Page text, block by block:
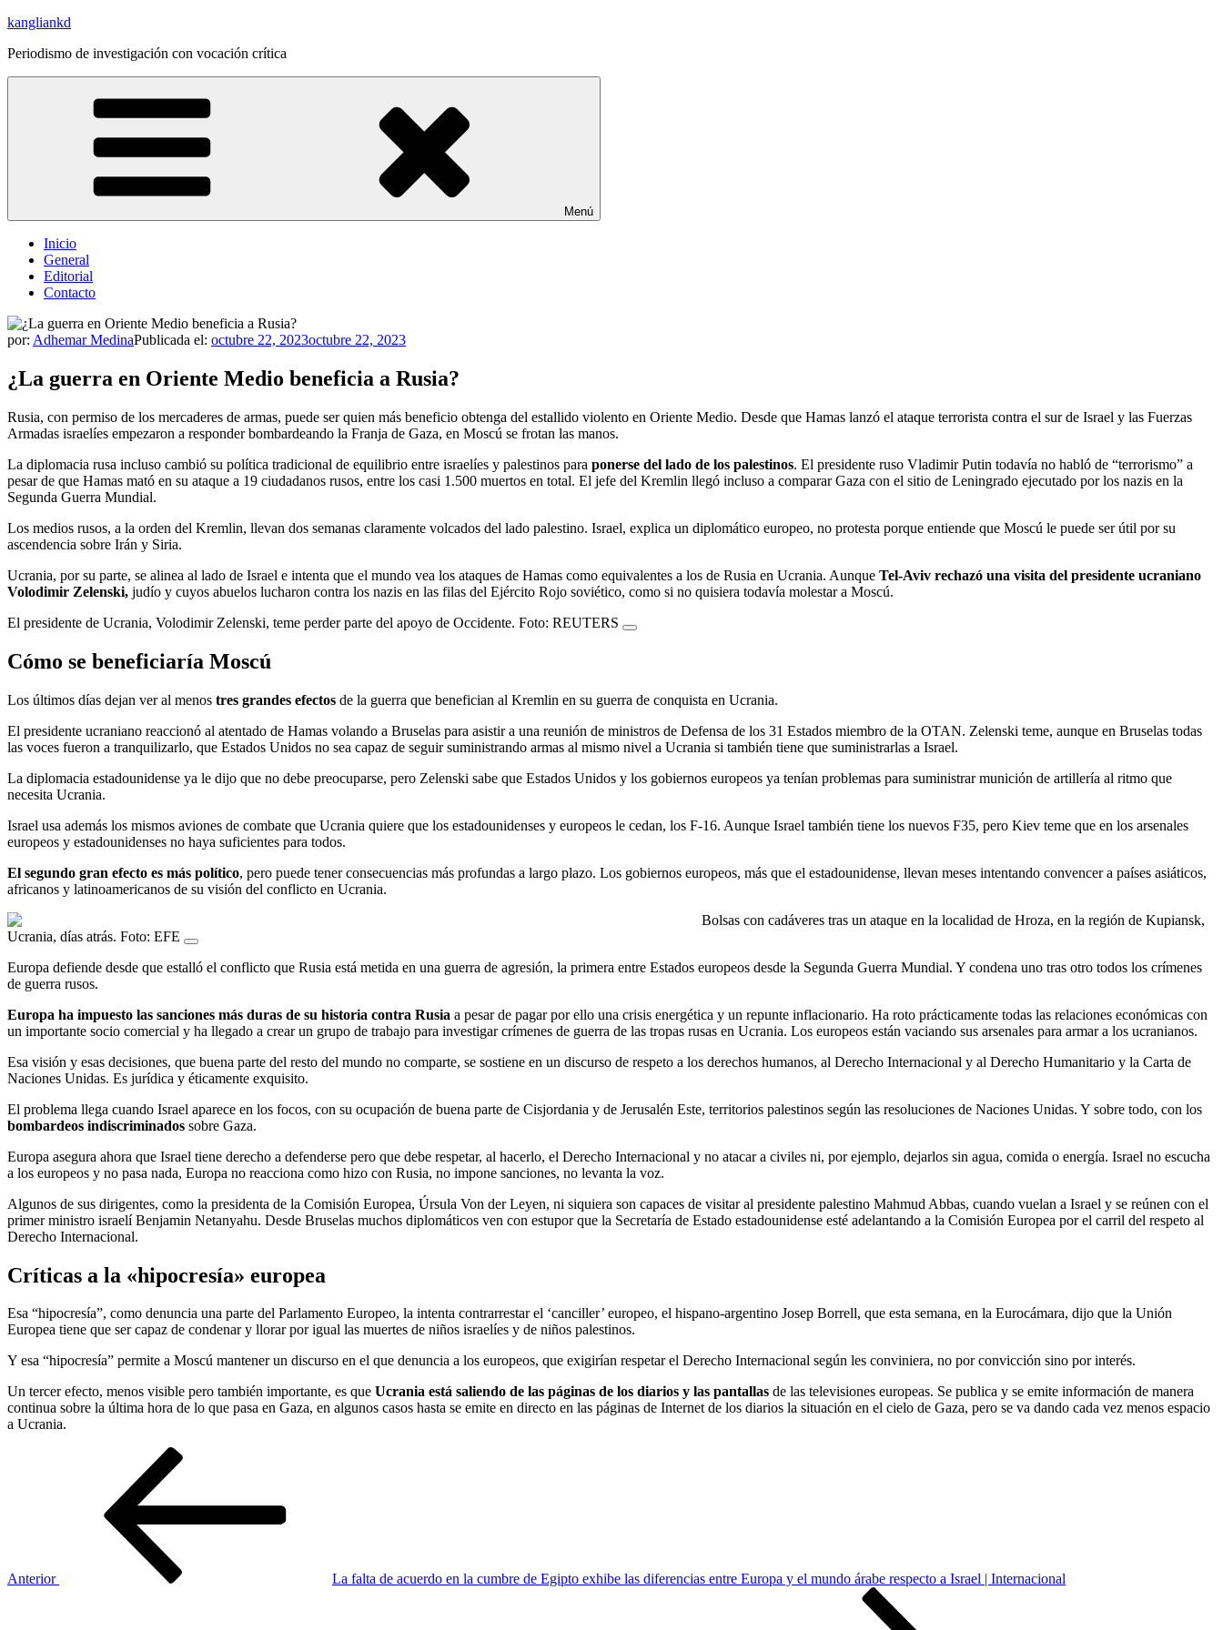
Saltar
contenido
kangliankd
Periodismo de investigación con vocación crítica
Menú
Inicio
General
Editorial
Contacto
por: Adhemar MedinaPublicada el: octubre 22, 2023octubre 22, 2023
¿La guerra en Oriente Medio beneficia a Rusia?
Rusia, con permiso de los mercaderes de armas, puede ser quien más beneficio obtenga del estallido violento en Oriente Medio. Desde que Hamas lanzó el ataque terrorista contra el sur de Israel y las Fuerzas
Armadas israelíes empezaron a responder bombardeando la Franja de Gaza, en Moscú se frotan las manos.
La diplomacia rusa incluso cambió su política tradicional de equilibrio entre israelíes y palestinos para ponerse del lado de los palestinos. El presidente ruso Vladimir Putin todavía no habló de “terrorismo” a
pesar de que Hamas mató en su ataque a 19 ciudadanos rusos, entre los casi 1.500 muertos en total. El jefe del Kremlin llegó incluso a comparar Gaza con el sitio de Leningrado ejecutado por los nazis en la
Segunda Guerra Mundial.
Los medios rusos, a la orden del Kremlin, llevan dos semanas claramente volcados del lado palestino. Israel, explica un diplomático europeo, no protesta porque entiende que Moscú le puede ser útil por su
ascendencia sobre Irán y Siria.
Ucrania, por su parte, se alinea al lado de Israel e intenta que el mundo vea los ataques de Hamas como equivalentes a los de Rusia en Ucrania. Aunque Tel-Aviv rechazó una visita del presidente ucraniano
Volodimir Zelenski, judío y cuyos abuelos lucharon contra los nazis en las filas del Ejército Rojo soviético, como si no quisiera todavía molestar a Moscú.
El presidente de Ucrania, Volodimir Zelenski, teme perder parte del apoyo de Occidente. Foto: REUTERS
Cómo se beneficiaría Moscú
Los últimos días dejan ver al menos tres grandes efectos de la guerra que benefician al Kremlin en su guerra de conquista en Ucrania.
El presidente ucraniano reaccionó al atentado de Hamas volando a Bruselas para asistir a una reunión de ministros de Defensa de los 31 Estados miembro de la OTAN. Zelenski teme, aunque en Bruselas todas
las voces fueron a tranquilizarlo, que Estados Unidos no sea capaz de seguir suministrando armas al mismo nivel a Ucrania si también tiene que suministrarlas a Israel.
La diplomacia estadounidense ya le dijo que no debe preocuparse, pero Zelenski sabe que Estados Unidos y los gobiernos europeos ya tenían problemas para suministrar munición de artillería al ritmo que
necesita Ucrania.
Israel usa además los mismos aviones de combate que Ucrania quiere que los estadounidenses y europeos le cedan, los F-16. Aunque Israel también tiene los nuevos F35, pero Kiev teme que en los arsenales
europeos y estadounidenses no haya suficientes para todos.
El segundo gran efecto es más político, pero puede tener consecuencias más profundas a largo plazo. Los gobiernos europeos, más que el estadounidense, llevan meses intentando convencer a países asiáticos,
africanos y latinoamericanos de su visión del conflicto en Ucrania.
Bolsas con cadáveres tras un ataque en la localidad de Hroza, en la región de Kupiansk,
Ucrania, días atrás. Foto: EFE
Europa defiende desde que estalló el conflicto que Rusia está metida en una guerra de agresión, la primera entre Estados europeos desde la Segunda Guerra Mundial. Y condena uno tras otro todos los crímenes
de guerra rusos.
Europa ha impuesto las sanciones más duras de su historia contra Rusia a pesar de pagar por ello una crisis energética y un repunte inflacionario. Ha roto prácticamente todas las relaciones económicas con
un importante socio comercial y ha llegado a crear un grupo de trabajo para investigar crímenes de guerra de las tropas rusas en Ucrania. Los europeos están vaciando sus arsenales para armar a los ucranianos.
Esa visión y esas decisiones, que buena parte del resto del mundo no comparte, se sostiene en un discurso de respeto a los derechos humanos, al Derecho Internacional y al Derecho Humanitario y la Carta de
Naciones Unidas. Es jurídica y éticamente exquisito.
El problema llega cuando Israel aparece en los focos, con su ocupación de buena parte de Cisjordania y de Jerusalén Este, territorios palestinos según las resoluciones de Naciones Unidas. Y sobre todo, con los
bombardeos indiscriminados sobre Gaza.
Europa asegura ahora que Israel tiene derecho a defenderse pero que debe respetar, al hacerlo, el Derecho Internacional y no atacar a civiles ni, por ejemplo, dejarlos sin agua, comida o energía. Israel no escucha
a los europeos y no pasa nada, Europa no reacciona como hizo con Rusia, no impone sanciones, no levanta la voz.
Algunos de sus dirigentes, como la presidenta de la Comisión Europea, Úrsula Von der Leyen, ni siquiera son capaces de visitar al presidente palestino Mahmud Abbas, cuando vuelan a Israel y se reúnen con el
primer ministro israelí Benjamin Netanyahu. Desde Bruselas muchos diplomáticos ven con estupor que la Secretaría de Estado estadounidense esté adelantando a la Comisión Europea por el carril del respeto al
Derecho Internacional.
Críticas a la «hipocresía» europea
Esa “hipocresía”, como denuncia una parte del Parlamento Europeo, la intenta contrarrestar el ‘canciller’ europeo, el hispano-argentino Josep Borrell, que esta semana, en la Eurocámara, dijo que la Unión
Europea tiene que ser capaz de condenar y llorar por igual las muertes de niños israelíes y de niños palestinos.
Y esa “hipocresía” permite a Moscú mantener un discurso en el que denuncia a los europeos, que exigirían respetar el Derecho Internacional según les conviniera, no por convicción sino por interés.
Un tercer efecto, menos visible pero también importante, es que Ucrania está saliendo de las páginas de los diarios y las pantallas de las televisiones europeas. Se publica y se emite información de manera
continua sobre la última hora de lo que pasa en Gaza, en algunos casos hasta se emite en directo en las páginas de Internet de los diarios la situación en el cielo de Gaza, pero se va dando cada vez menos espacio
a Ucrania.
Anterior
La falta de acuerdo en la cumbre de Egipto exhibe las diferencias entre Europa y el mundo árabe respecto a Israel | Internacional